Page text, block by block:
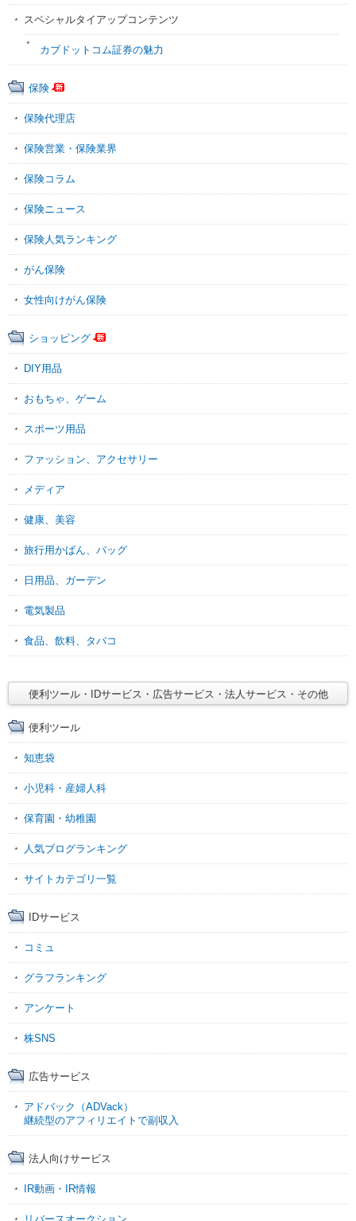
スペシャルタイアップコンテンツ
カブドットコム証券の魅力
保険
保険代理店
保険営業・保険業界
保険コラム
保険ニュース
保険人気ランキング
がん保険
女性向けがん保険
ショッピング
DIY用品
おもちゃ、ゲーム
スポーツ用品
ファッション、アクセサリー
メディア
健康、美容
旅行用かばん、バッグ
日用品、ガーデン
電気製品
食品、飲料、タバコ
便利ツール・IDサービス・広告サービス・法人サービス・その他
便利ツール
知恵袋
小児科・産婦人科
保育園・幼稚園
人気ブログランキング
サイトカテゴリ一覧
IDサービス
コミュ
グラフランキング
アンケート
株SNS
広告サービス
アドバック（ADVack）
継続型のアフィリエイトで副収入
法人向けサービス
IR動画・IR情報